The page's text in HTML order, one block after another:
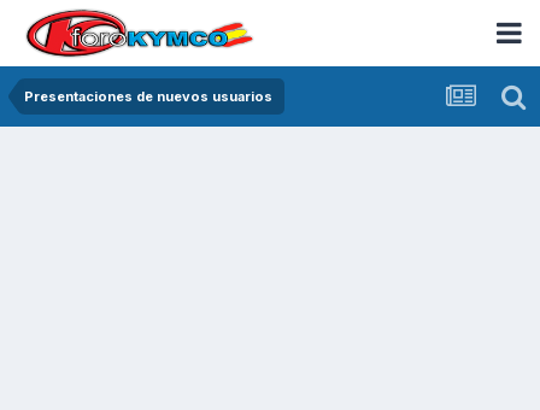
Presentaciones de nuevos usuarios